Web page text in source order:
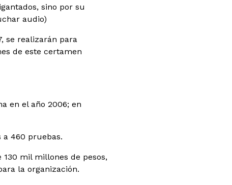
sino por su
audio)
se realizarán para
de este certamen
en el año 2006; en
a 460 pruebas.
mil millones de pesos,
la organización.